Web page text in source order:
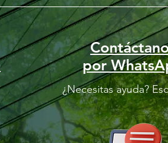
por
¿Necesitas ayuda?